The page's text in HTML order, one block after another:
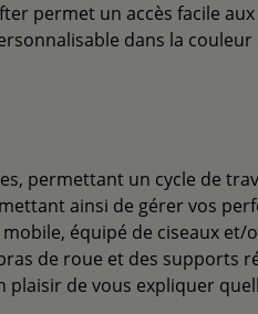
permet un accès facile aux
dans la couleur
permettant un cycle de
ainsi de gérer vos
équipé de ciseaux et/
de roue et des supports
de vous expliquer